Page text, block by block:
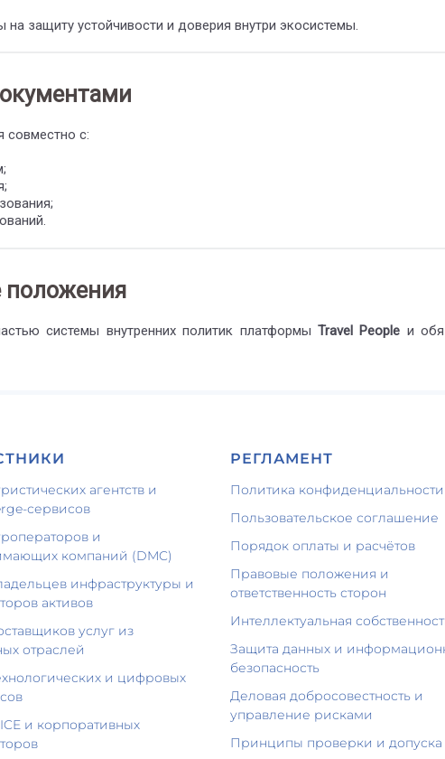
защиту устойчивости и доверия внутри экосистемы.
с:
положения
системы внутренних политик платформы Travel People и
агентств и
сервисов
и
компаний (DMC)
инфраструктуры и
активов
услуг из
отраслей
и цифровых
и корпоративных
РЕГЛАМЕНТ
Политика конфиденциальности
Пользовательское соглашение
Порядок оплаты и расчётов
Правовые положения и
ответственность сторон
Интеллектуальная
Защита данных и
безопасность
Деловая добросовестность и
управление рисками
Принципы проверки и допуска